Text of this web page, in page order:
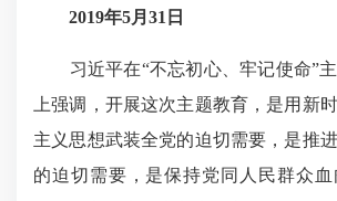
2019年5月31日
习近平在“不忘初心、牢记使命”主
上强调，开展这次主题教育，是用新
主义思想武装全党的迫切需要，是推
的迫切需要，是保持党同人民群众